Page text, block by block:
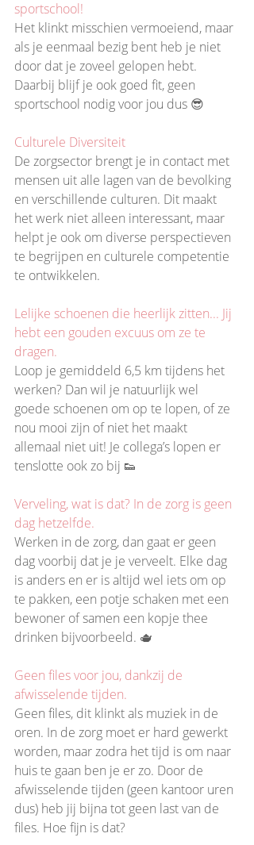
sportschool!
Het klinkt misschien vermoeiend, maar
als je eenmaal bezig bent heb je niet
door dat je zoveel gelopen hebt.
Daarbij blijf je ook goed fit, geen
sportschool nodig voor jou dus 😎
Culturele Diversiteit
De zorgsector brengt je in contact met
mensen uit alle lagen van de bevolking
en verschillende culturen. Dit maakt
het werk niet alleen interessant, maar
helpt je ook om diverse perspectieven
te begrijpen en culturele competentie
te ontwikkelen.
Lelijke schoenen die heerlijk zitten... Jij
hebt een gouden excuus om ze te
dragen.
Loop je gemiddeld 6,5 km tijdens het
werken? Dan wil je natuurlijk wel
goede schoenen om op te lopen, of ze
nou mooi zijn of niet het maakt
allemaal niet uit! Je collega’s lopen er
tenslotte ook zo bij 👟
Verveling, wat is dat? In de zorg is geen
dag hetzelfde.
Werken in de zorg, dan gaat er geen
dag voorbij dat je je verveelt. Elke dag
is anders en er is altijd wel iets om op
te pakken, een potje schaken met een
bewoner of samen een kopje thee
drinken bijvoorbeeld. 🫖
Geen files voor jou, dankzij de
afwisselende tijden.
Geen files, dit klinkt als muziek in de
oren. In de zorg moet er hard gewerkt
worden, maar zodra het tijd is om naar
huis te gaan ben je er zo. Door de
afwisselende tijden (geen kantoor uren
dus) heb jij bijna tot geen last van de
files. Hoe fijn is dat?